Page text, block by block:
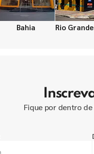
Bahia Rio
Fique por dentro